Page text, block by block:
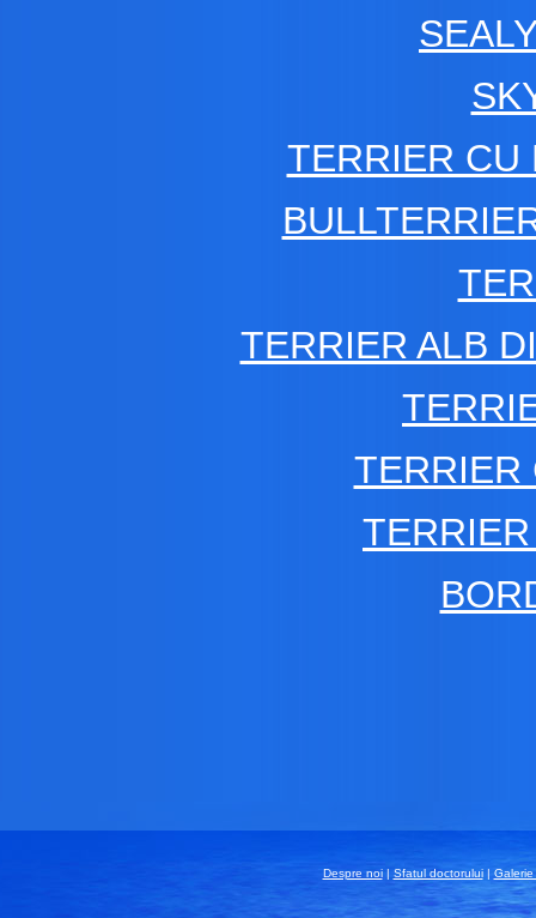
TERRIER CU
TERRIER ALB
TERRIER
Despre noi| Sfatul doctorului|